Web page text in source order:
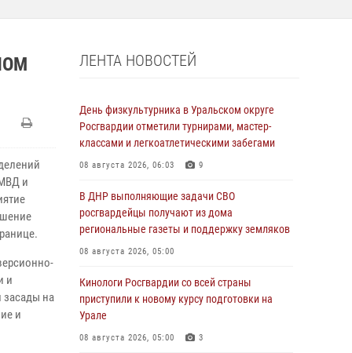
и
и
засады на
и
ЛЕНТА НОВОСТЕЙ
День физкультурника в Уральском округе
Росгвардии отметили турнирами, мастер-
классами и легкоатлетическими забегами
08 августа 2026, 06:03 9
В ДНР выполняющие задачи СВО
росгвардейцы получают из дома
региональные газеты и поддержку земляков
08 августа 2026, 05:00
Кинологи Росгвардии со всей страны
приступили к новому курсу подготовки на
Урале
08 августа 2026, 05:00 3